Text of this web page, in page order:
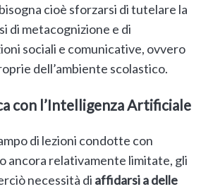
cioè sforzarsi di tutelare la
di metacognizione e di
sociali e comunicative, ovvero
dell’ambiente scolastico.
con l’Intelligenza Artificiale
di lezioni condotte con
ancora relativamente limitate, gli
necessità di affidarsi a delle